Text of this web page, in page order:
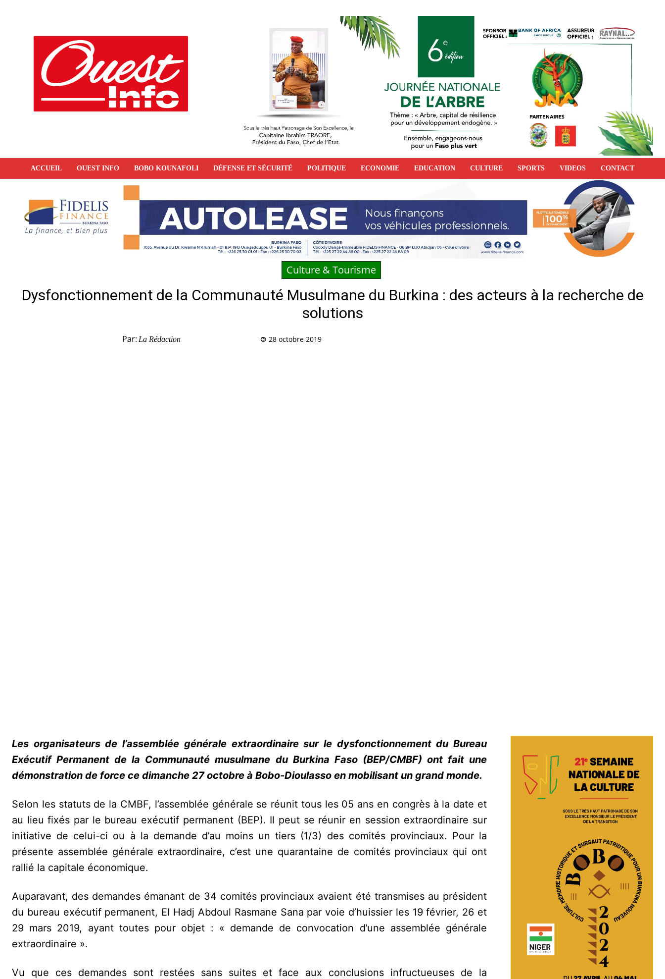
ACCUEIL OUEST INFO BOBO KOUNAFOLI DÉFENSE ET SÉCURITÉ POLITIQUE ECONOMIE EDUCATION CULTURE SPORTS VIDEOS CONTACT
Culture & Tourisme
Dysfonctionnement de la Communauté Musulmane du Burkina : des acteurs à la recherche de
solutions
Par: La Rédaction 28 octobre 2019
Les organisateurs de l’assemblée générale extraordinaire sur le dysfonctionnement du Bureau
Exécutif Permanent de la Communauté musulmane du Burkina Faso (BEP/CMBF) ont fait une
démonstration de force ce dimanche 27 octobre à Bobo-Dioulasso en mobilisant un grand monde.
Selon les statuts de la CMBF, l’assemblée générale se réunit tous les 05 ans en congrès à la date et
au lieu fixés par le bureau exécutif permanent (BEP). Il peut se réunir en session extraordinaire sur
initiative de celui-ci ou à la demande d’au moins un tiers (1/3) des comités provinciaux. Pour la
présente assemblée générale extraordinaire, c’est une quarantaine de comités provinciaux qui ont
rallié la capitale économique.
Auparavant, des demandes émanant de 34 comités provinciaux avaient été transmises au président
du bureau exécutif permanent, El Hadj Abdoul Rasmane Sana par voie d’huissier les 19 février, 26 et
29 mars 2019, ayant toutes pour objet : « demande de convocation d’une assemblée générale
extraordinaire ».
Vu que ces demandes sont restées sans suites et face aux conclusions infructueuses de la